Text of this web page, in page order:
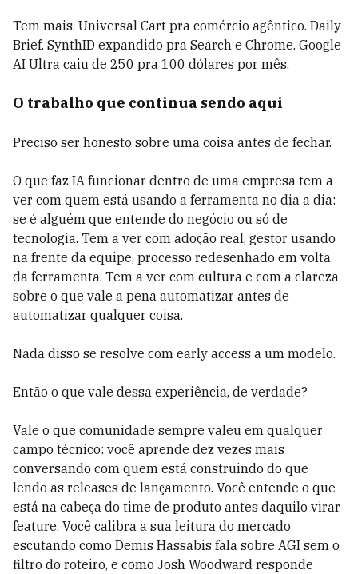
Tem mais. Universal Cart pra comércio agêntico. Daily
Brief. SynthID expandido pra Search e Chrome. Google
AI Ultra caiu de 250 pra 100 dólares por mês.
O trabalho que continua sendo aqui
Preciso ser honesto sobre uma coisa antes de fechar.
O que faz IA funcionar dentro de uma empresa tem a
ver com quem está usando a ferramenta no dia a dia:
se é alguém que entende do negócio ou só de
tecnologia. Tem a ver com adoção real, gestor usando
na frente da equipe, processo redesenhado em volta
da ferramenta. Tem a ver com cultura e com a clareza
sobre o que vale a pena automatizar antes de
automatizar qualquer coisa.
Nada disso se resolve com early access a um modelo.
Então o que vale dessa experiência, de verdade?
Vale o que comunidade sempre valeu em qualquer
campo técnico: você aprende dez vezes mais
conversando com quem está construindo do que
lendo as releases de lançamento. Você entende o que
está na cabeça do time de produto antes daquilo virar
feature. Você calibra a sua leitura do mercado
escutando como Demis Hassabis fala sobre AGI sem o
filtro do roteiro, e como Josh Woodward responde